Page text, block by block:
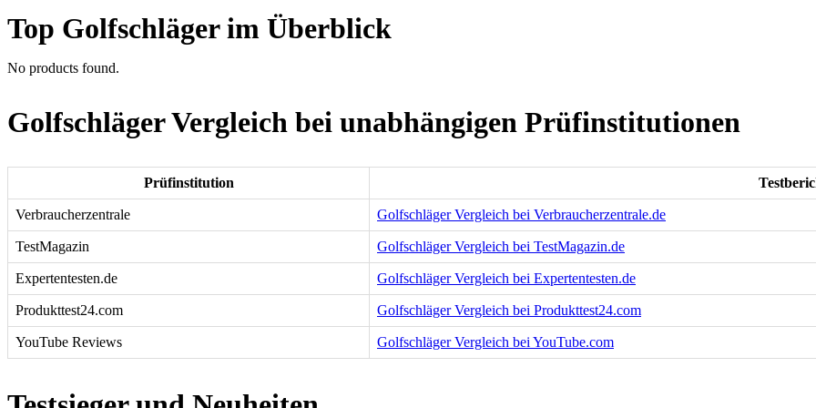
Top Golfschläger im Überblick
No products found.
Golfschläger Vergleich bei unabhängigen Prüfinstitutionen
Prüfinstitution
Verbraucherzentrale Golfschläger Vergleich bei Verbraucherzentrale.de
TestMagazin Golfschläger Vergleich bei TestMagazin.de
Expertentesten.de Golfschläger Vergleich bei Expertentesten.de
Produkttest24.com Golfschläger Vergleich bei Produkttest24.com
YouTube Reviews Golfschläger Vergleich bei YouTube.com